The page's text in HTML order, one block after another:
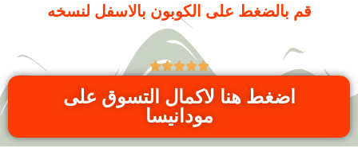
قم بالضغط على الكوبون بالاسفل لنسخه





اضغط هنا لاكمال التسوق على
مودانيسا